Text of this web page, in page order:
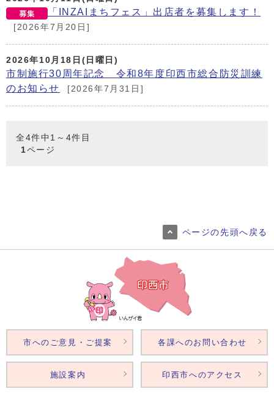
「INZAIまちフェス」出店者を募集します！
[2026年7月20日]
2026年10月18日(日曜日)
市制施行30周年記念 令和8年度印西市総合防災訓練
のお知らせ
[2026年7月31日]
全4件中1～4件目
1ページ
ページの先頭へ戻る
市へのご意見・ご提案 各課へのお問い合わせ
施設案内 印西市へのアクセス